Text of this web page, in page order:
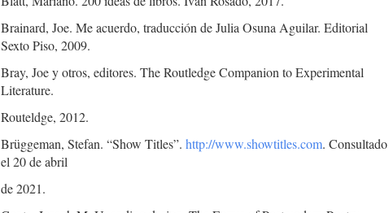
Brainard, Joe. Me acuerdo, traducción de Julia Osuna Aguilar. Editorial
Sexto Piso, 2009.
Bray, Joe y otros, editores. The Routledge Companion to Experimental
Literature.
Routeldge, 2012.
Brüggeman, Stefan. “Show Titles”.http://www.showtitles.com. Consultado
el 20 de abril
de 2021.